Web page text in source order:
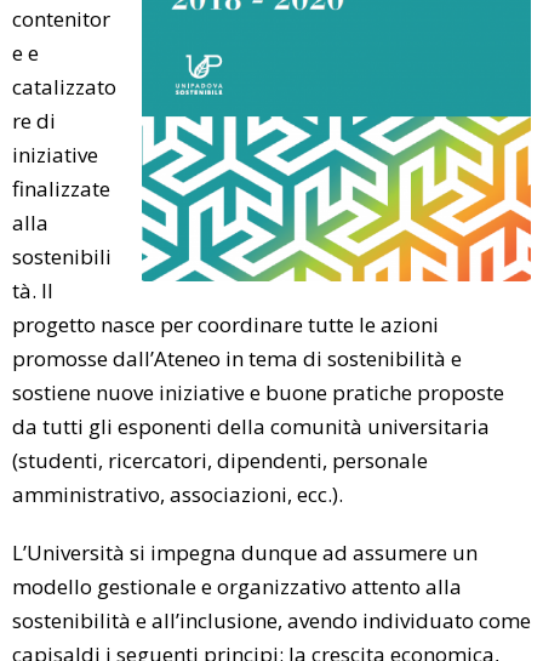
contenitor
e e
catalizzato
re di
iniziative
finalizzate
alla
sostenibili
tà. Il
progetto nasce per coordinare tutte le azioni
promosse dall’Ateneo in tema di sostenibilità e
sostiene nuove iniziative e buone pratiche proposte
da tutti gli esponenti della comunità universitaria
(studenti, ricercatori, dipendenti, personale
amministrativo, associazioni, ecc.).
L’Università si impegna dunque ad assumere un
modello gestionale e organizzativo attento alla
sostenibilità e all’inclusione, avendo individuato come
capisaldi i seguenti principi: la crescita economica,